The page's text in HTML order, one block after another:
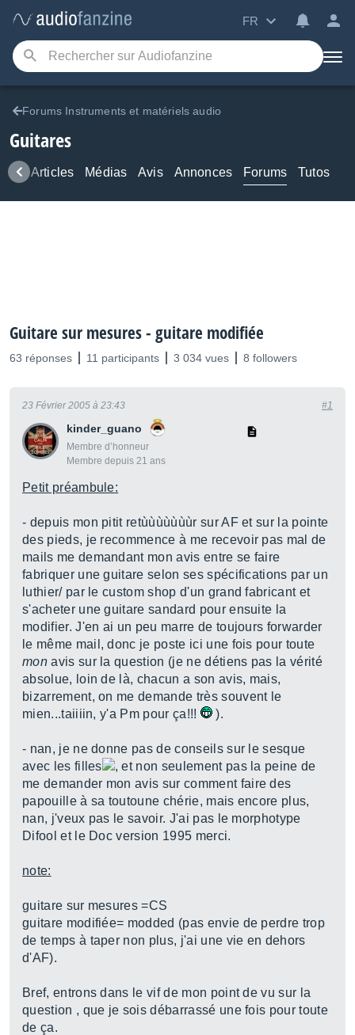
FR
Forums Instruments et matériels audio
Guitares
Articles Médias Avis Annonces Forums Tutos
Guitare sur mesures - guitare modifiée
63 réponses 11 participants 3 034 vues 8 followers
kinder_guano
Membre d’honneur
Membre depuis 21 ans
23 Février 2005 à 23:43 #1
Petit préambule:
- depuis mon pitit retùùùùùùùr sur AF et sur la pointe
des pieds, je recommence à me recevoir pas mal de
mails me demandant mon avis entre se faire
fabriquer une guitare selon ses spécifications par un
luthier/ par le custom shop d'un grand fabricant et
s'acheter une guitare sandard pour ensuite la
modifier. J'en ai un peu marre de toujours forwarder
le même mail, donc je poste ici une fois pour toute
monavis sur la question (je ne détiens pas la vérité
absolue, loin de là, chacun a son avis, mais,
bizarrement, on me demande très souvent le
mien...taiiiin, y'a Pm pour ça!!!
).
- nan, je ne donne pas de conseils sur le sesque
avec les filles
, et non seulement pas la peine de
me demander mon avis sur comment faire des
papouille à sa toutoune chérie, mais encore plus,
nan, j'veux pas le savoir. J'ai pas le morphotype
Difool et le Doc version 1995 merci.
note:
guitare sur mesures =CS
guitare modifiée= modded (pas envie de perdre trop
de temps à taper non plus, j'ai une vie en dehors
d'AF).
Bref, entrons dans le vif de mon point de vu sur la
question , que je sois débarrassé une fois pour toute
de ça.